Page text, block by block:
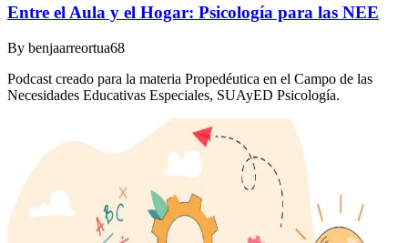
Entre el Aula y el Hogar: Psicología para las NEE
By benjaarreortua68
Podcast creado para la materia Propedéutica en el Campo de las
Necesidades Educativas Especiales, SUAyED Psicología.